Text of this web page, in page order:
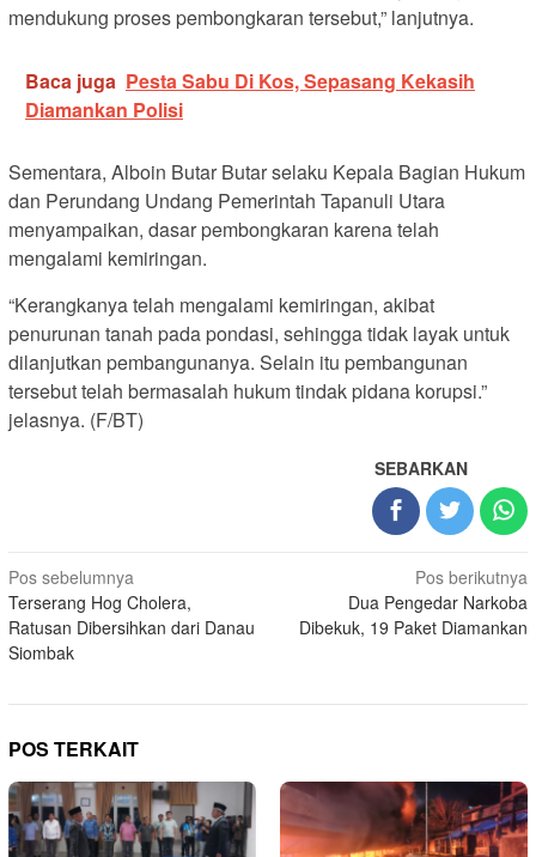
mendukung proses pembongkaran tersebut,” lanjutnya.
Baca juga Pesta Sabu Di Kos, Sepasang Kekasih
Diamankan Polisi
Sementara, Alboin Butar Butar selaku Kepala Bagian Hukum
dan Perundang Undang Pemerintah Tapanuli Utara
menyampaikan, dasar pembongkaran karena telah
mengalami kemiringan.
“Kerangkanya telah mengalami kemiringan, akibat
penurunan tanah pada pondasi, sehingga tidak layak untuk
dilanjutkan pembangunanya. Selain itu pembangunan
tersebut telah bermasalah hukum tindak pidana korupsi.”
jelasnya. (F/BT)
SEBARKAN
Navigasi
pos
Pos sebelumnya
Terserang Hog Cholera,
Ratusan Dibersihkan dari Danau
Siombak
Pos berikutnya
Dua Pengedar Narkoba
Dibekuk, 19 Paket Diamankan
POS TERKAIT